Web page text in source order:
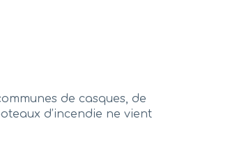
de casques, de
d’incendie ne vient